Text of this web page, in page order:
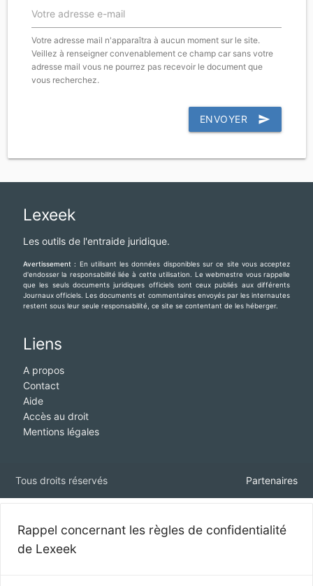
Votre adresse e-mail
Votre adresse mail n'apparaîtra à aucun moment sur le site.
Veillez à renseigner convenablement ce champ car sans votre
adresse mail vous ne pourrez pas recevoir le document que
vous recherchez.
ENVOYER send
Lexeek
Les outils de l'entraide juridique.
Avertissement : En utilisant les données disponibles sur ce site vous acceptez
d'endosser la responsabilité liée à cette utilisation. Le webmestre vous rappelle
que les seuls documents juridiques officiels sont ceux publiés aux différents
Journaux officiels. Les documents et commentaires envoyés par les internautes
restent sous leur seule responsabilité, ce site se contentant de les héberger.
Liens
A propos
Contact
Aide
Accès au droit
Mentions légales
Tous droits réservés Partenaires
Rappel concernant les règles de confidentialité
de Lexeek